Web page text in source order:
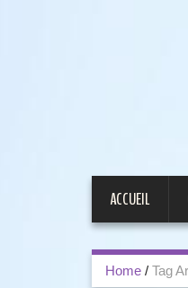
ACCUEIL
Home / Tag